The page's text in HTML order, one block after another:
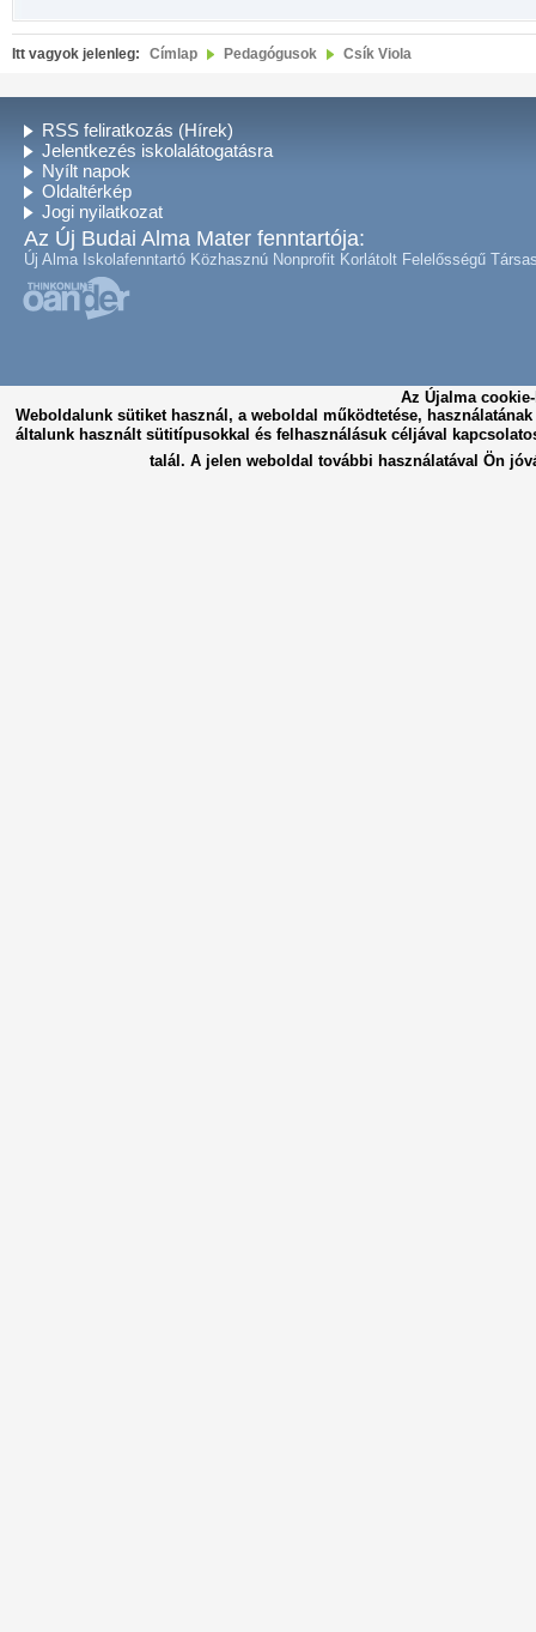
Itt vagyok jelenleg: Címlap Pedagógusok Csík Viola
RSS feliratkozás (Hírek)
Jelentkezés iskolalátogatásra
Nyílt napok
Oldaltérkép
Jogi nyilatkozat
Az Új Budai Alma Mater fenntartója:
Új Alma Iskolafenntartó Közhasznú Nonprofit Korlátolt Felelősségű
Weboldalunk sütiket használ, a weboldal működtetése,
általunk használt sütitípusokkal és felhasználásuk céljával
talál. A jelen weboldal további használatával Ön
Az Újalma